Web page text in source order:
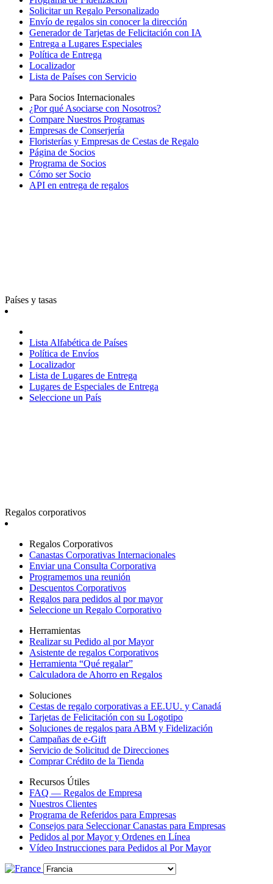
Solicitar un Regalo Personalizado
Envío de regalos sin conocer la dirección
Generador de Tarjetas de Felicitación con IA
Entrega a Lugares Especiales
Política de Entrega
Localizador
Lista de Países con Servicio
Para Socios Internacionales
¿Por qué Asociarse con Nosotros?
Compare Nuestros Programas
Empresas de Conserjería
Floristerías y Empresas de Cestas de Regalo
Página de Socios
Programa de Socios
Cómo ser Socio
API en entrega de regalos
Países y tasas
Lista Alfabética de Países
Política de Envíos
Localizador
Lista de Lugares de Entrega
Lugares de Especiales de Entrega
Seleccione un País
Regalos corporativos
Regalos Corporativos
Canastas Corporativas Internacionales
Enviar una Consulta Corporativa
Programemos una reunión
Descuentos Corporativos
Regalos para pedidos al por mayor
Seleccione un Regalo Corporativo
Herramientas
Realizar su Pedido al por Mayor
Asistente de regalos Corporativos
Herramienta “Qué regalar”
Calculadora de Ahorro en Regalos
Soluciones
Cestas de regalo corporativas a EE.UU. y Canadá
Tarjetas de Felicitación con su Logotipo
Soluciones de regalos para ABM y Fidelización
Campañas de e-Gift
Servicio de Solicitud de Direcciones
Comprar Crédito de la Tienda
Recursos Útiles
FAQ — Regalos de Empresa
Nuestros Clientes
Programa de Referidos para Empresas
Consejos para Seleccionar Canastas para Empresas
Pedidos al por Mayor y Ordenes en Línea
Vídeo Instrucciones para Pedidos al Por Mayor